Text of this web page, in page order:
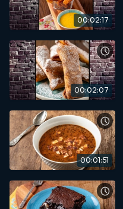
00:02:17
00:02:07
00:01:51